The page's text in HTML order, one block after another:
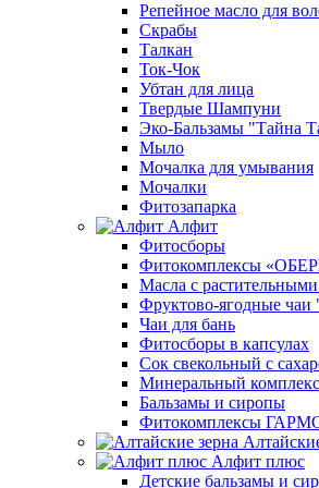
Репейное масло для
Скрабы
Талкан
Ток-Чок
Убтан для лица
Твердые Шампуни
Эко-Бальзамы "Тайна
Мыло
Мочалка для умывания
Мочалки
Фитозапарка
Алфит
Фитосборы
Фитокомплексы
Масла с
Фруктово-ягодные
Чаи для бань
Фитосборы в капсулах
Сок свекольный с
Минеральный
Бальзамы и сиропы
Фитокомплексы
Алфит плюс
Детские бальзамы и